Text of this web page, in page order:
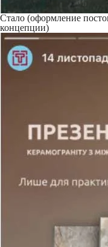
Стало (оформление
концепции)